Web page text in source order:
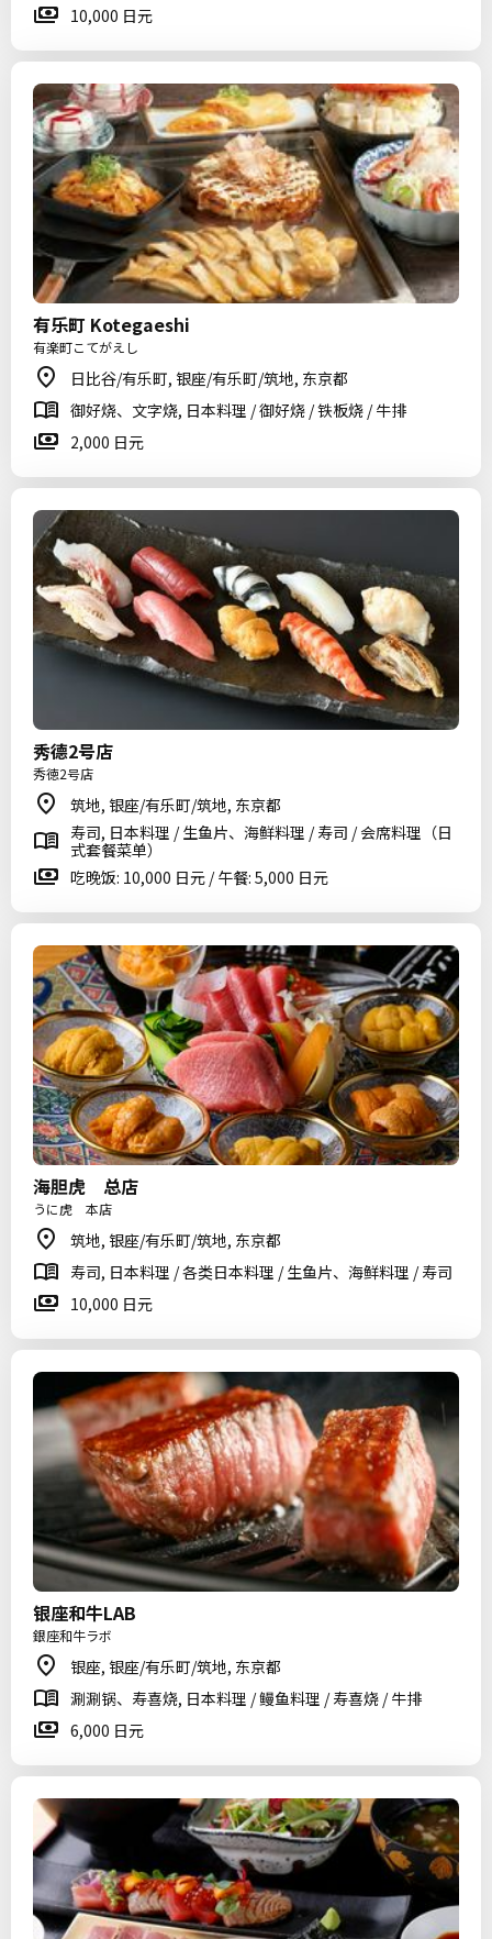
10,000 日元
有乐町 Kotegaeshi
有楽町こてがえし
日比谷/有乐町, 银座/有乐町/筑地, 东京都
御好烧、文字烧, 日本料理 / 御好烧 / 铁板烧 / 牛排
2,000 日元
秀德2号店
秀徳2号店
筑地, 银座/有乐町/筑地, 东京都
寿司, 日本料理 / 生鱼片、海鲜料理 / 寿司 / 会席料理（日
式套餐菜单）
吃晚饭: 10,000 日元 / 午餐: 5,000 日元
海胆虎 总店
うに虎 本店
筑地, 银座/有乐町/筑地, 东京都
寿司, 日本料理 / 各类日本料理 / 生鱼片、海鲜料理 / 寿司
10,000 日元
银座和牛LAB
銀座和牛ラボ
银座, 银座/有乐町/筑地, 东京都
涮涮锅、寿喜烧, 日本料理 / 鳗鱼料理 / 寿喜烧 / 牛排
6,000 日元